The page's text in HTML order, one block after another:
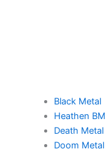
Black Metal
Heathen BM
Death Metal
Doom Metal